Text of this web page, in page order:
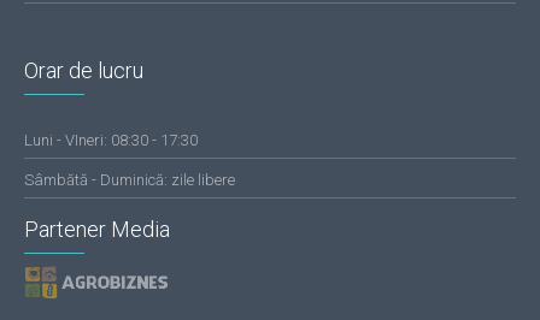
Orar de lucru
Luni - VIneri: 08:30 - 17:30
Sâmbătă - Duminică: zile libere
Partener Media